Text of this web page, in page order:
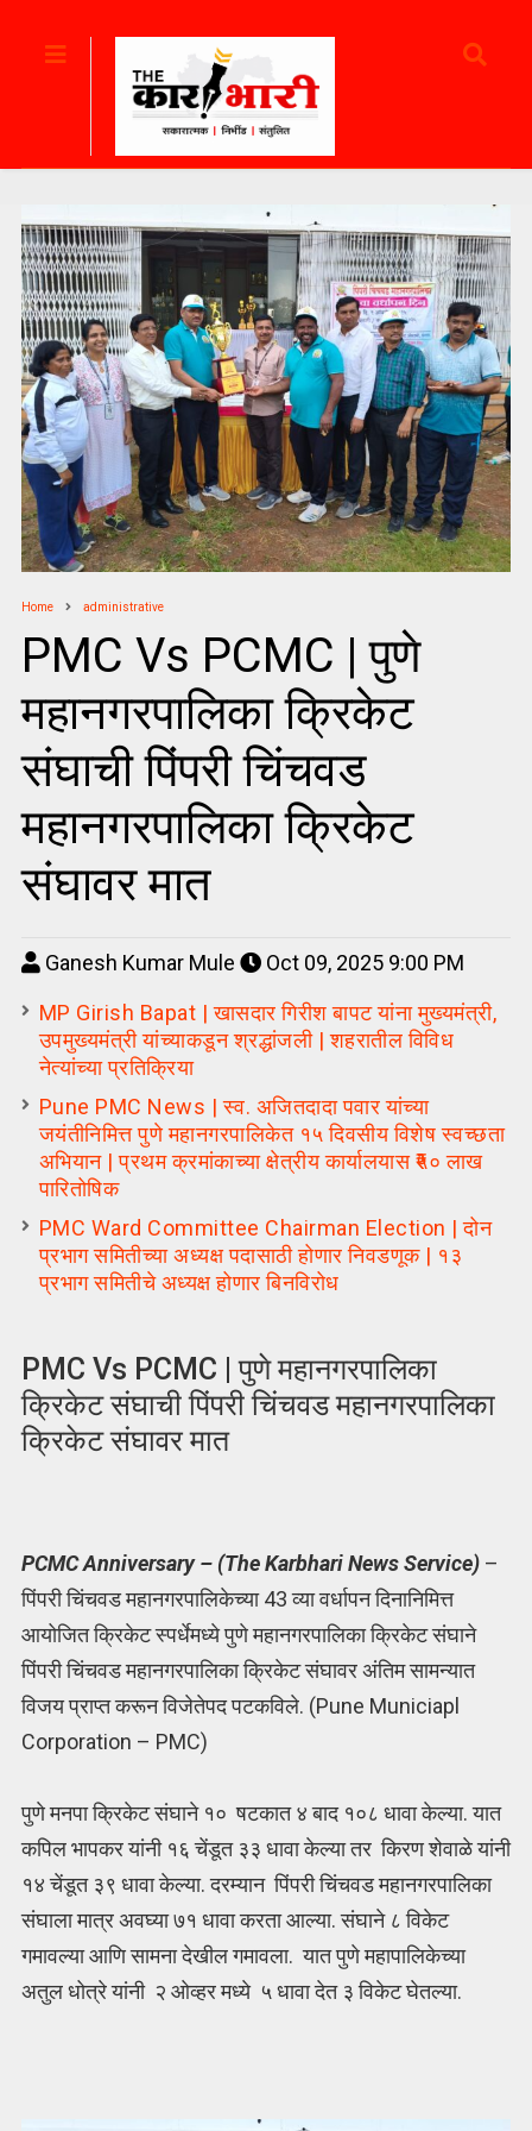
Home administrative
PMC Vs PCMC | पुणे
महानगरपालिका क्रिकेट
संघाची पिंपरी चिंचवड
महानगरपालिका क्रिकेट
संघावर मात
Ganesh Kumar Mule
Oct 09, 2025 9:00 PM
MP Girish Bapat | खासदार गिरीश बापट यांना मुख्यमंत्री,
उपमुख्यमंत्री यांच्याकडून श्रद्धांजली | शहरातील विविध
नेत्यांच्या प्रतिक्रिया
Pune PMC News | स्व. अजितदादा पवार यांच्या
जयंतीनिमित्त पुणे महानगरपालिकेत १५ दिवसीय विशेष स्वच्छता
अभियान | प्रथम क्रमांकाच्या क्षेत्रीय कार्यालयास ₹५० लाख
पारितोषिक
PMC Ward Committee Chairman Election | दोन
प्रभाग समितीच्या अध्यक्ष पदासाठी होणार निवडणूक | १३
प्रभाग समितीचे अध्यक्ष होणार बिनविरोध
PMC Vs PCMC | पुणे महानगरपालिका
क्रिकेट संघाची पिंपरी चिंचवड महानगरपालिका
क्रिकेट संघावर मात
PCMC Anniversary – (The Karbhari News Service)–
पिंपरी चिंचवड महानगरपालिकेच्या 43 व्या वर्धापन दिनानिमित्त
आयोजित क्रिकेट स्पर्धेमध्ये पुणे महानगरपालिका क्रिकेट संघाने
पिंपरी चिंचवड महानगरपालिका क्रिकेट संघावर अंतिम सामन्यात
विजय प्राप्त करून विजेतेपद पटकविले. (Pune Municiapl
Corporation – PMC)
पुणे मनपा क्रिकेट संघाने १० षटकात ४ बाद १०८ धावा केल्या. यात
कपिल भापकर यांनी १६ चेंडूत ३३ धावा केल्या तर किरण शेवाळे यांनी
१४ चेंडूत ३९ धावा केल्या. दरम्यान पिंपरी चिंचवड महानगरपालिका
संघाला मात्र अवघ्या ७१ धावा करता आल्या. संघाने ८ विकेट
गमावल्या आणि सामना देखील गमावला. यात पुणे महापालिकेच्या
अतुल धोत्रे यांनी २ ओव्हर मध्ये ५ धावा देत ३ विकेट घेतल्या.